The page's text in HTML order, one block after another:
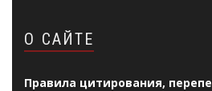
О САЙТЕ
Правила цитирования,